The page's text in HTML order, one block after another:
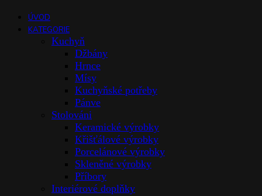
ÚVOD
KATEGORIE
Kuchyň
Džbány
Hrnce
Mísy
Kuchyňské potřeby
Pánve
Stolováni
Keramické výrobky
Křišťálové výrobky
Porcelánové výrobky
Skleněné výrobky
Příbory
Interiérové doplňky